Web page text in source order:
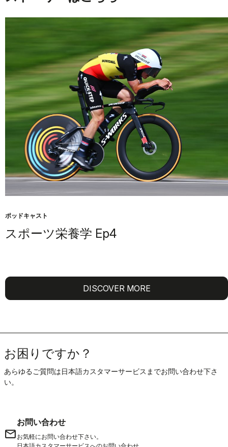
ポッドキャスト
スポーツ栄養学 Ep4
DISCOVER MORE
お困りですか？
あらゆるご質問は日本語カスタマーサービスまでお問い合わせ下さ
い。
email
お問い合わせ
お気軽にお問い合わせ下さい。